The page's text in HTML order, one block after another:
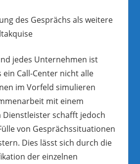
des Gesprächs als weitere
jedes Unternehmen ist
ein Call-Center nicht alle
im Vorfeld simulieren
mit einem
Dienstleister schafft jedoch
von Gesprächssituationen
Dies lässt sich durch die
der einzelnen